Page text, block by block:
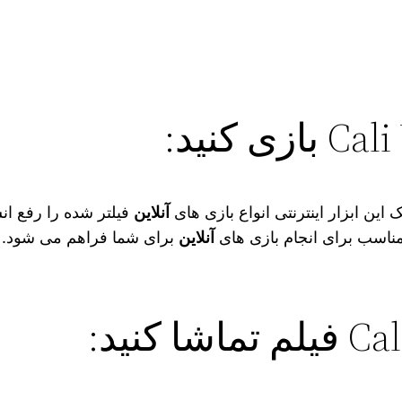
ابزار اینترنتی انواع بازی های آنلاین فیلتر شده را رفع
برای انجام بازی های آنلاین برای شما فراهم می‌ شود.